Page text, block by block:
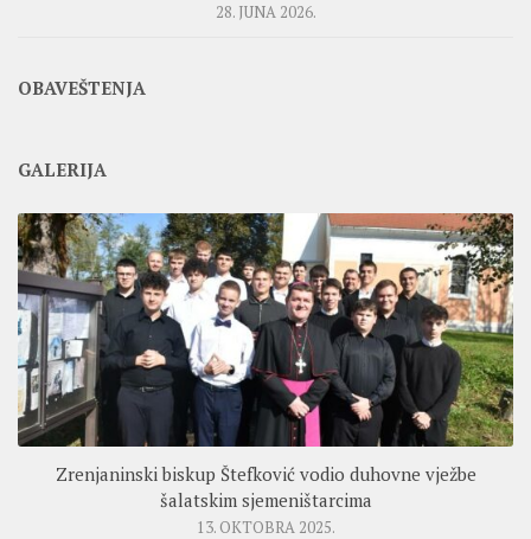
28. JUNA 2026.
OBAVEŠTENJA
GALERIJA
Zrenjaninski biskup Štefković vodio duhovne vježbe
šalatskim sjemeništarcima
13. OKTOBRA 2025.